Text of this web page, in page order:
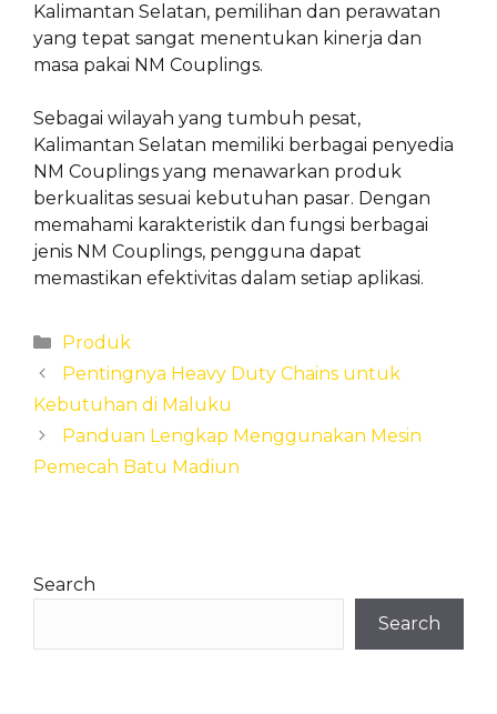
Kalimantan Selatan, pemilihan dan perawatan
yang tepat sangat menentukan kinerja dan
masa pakai NM Couplings.
Sebagai wilayah yang tumbuh pesat,
Kalimantan Selatan memiliki berbagai penyedia
NM Couplings yang menawarkan produk
berkualitas sesuai kebutuhan pasar. Dengan
memahami karakteristik dan fungsi berbagai
jenis NM Couplings, pengguna dapat
memastikan efektivitas dalam setiap aplikasi.
Categories
Produk
Pentingnya Heavy Duty Chains untuk
Kebutuhan di Maluku
Panduan Lengkap Menggunakan Mesin
Pemecah Batu Madiun
Search
Search